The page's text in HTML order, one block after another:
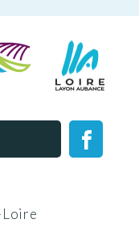
Loire